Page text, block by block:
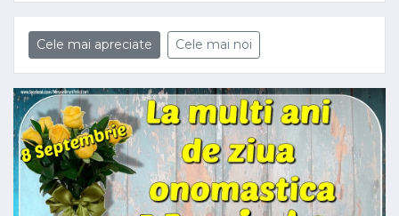
Cele mai apreciate Cele mai noi